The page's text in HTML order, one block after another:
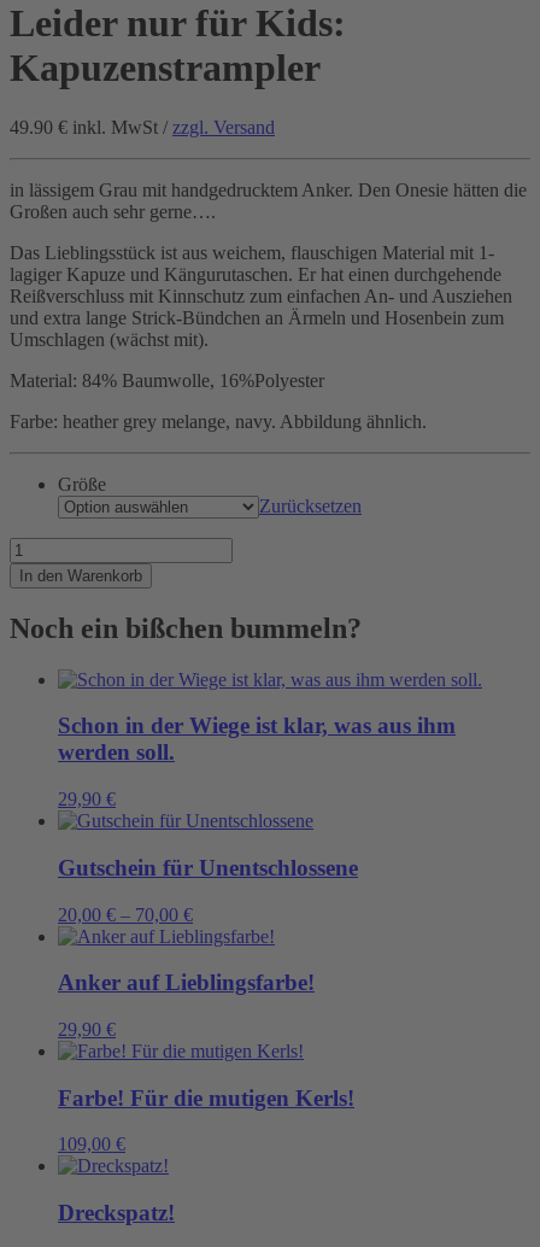
Leider nur für Kids:
Kapuzenstrampler
49.90 € inkl. MwSt / zzgl. Versand
in lässigem Grau mit handgedrucktem Anker. Den Onesie hätten die
Großen auch sehr gerne….
Das Lieblingsstück ist aus weichem, flauschigen Material mit 1-
lagiger Kapuze und Kängurutaschen. Er hat einen durchgehende
Reißverschluss mit Kinnschutz zum einfachen An- und Ausziehen
und extra lange Strick-Bündchen an Ärmeln und Hosenbein zum
Umschlagen (wächst mit).
Material: 84% Baumwolle, 16%Polyester
Farbe: heather grey melange, navy. Abbildung ähnlich.
Größe
Zurücksetzen
Leider
nur
für
Kapuzenstrampler
In den Warenkorb
Noch ein bißchen bummeln?
Schon in der Wiege ist klar, was aus ihm
werden soll.
29,90 €
Gutschein für Unentschlossene
20,00 € – 70,00 €
Anker auf Lieblingsfarbe!
29,90 €
Farbe! Für die mutigen Kerls!
109,00 €
Dreckspatz!